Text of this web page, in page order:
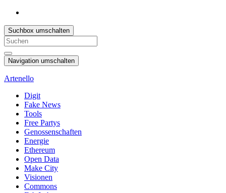
Suchbox umschalten
Search
for:
Navigation umschalten
Artenello
Digit
Fake News
Tools
Free Partys
Genossenschaften
Energie
Ethereum
Open Data
Make City
Visionen
Commons